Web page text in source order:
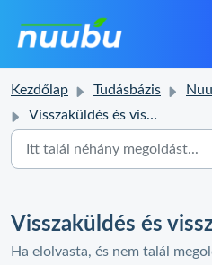
Kezdőlap Tudásbázis
Visszaküldés és visszatérítés
Visszaküldés és
Ha elolvasta, és nem talál